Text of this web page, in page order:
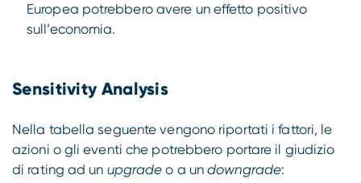
Europea potrebbero avere un effetto positivo
sull’economia.
Sensitivity Analysis
Nella tabella seguente vengono riportati i fattori, le
azioni o gli eventi che potrebbero portare il giudizio
di rating ad un upgrade o a undowngrade: